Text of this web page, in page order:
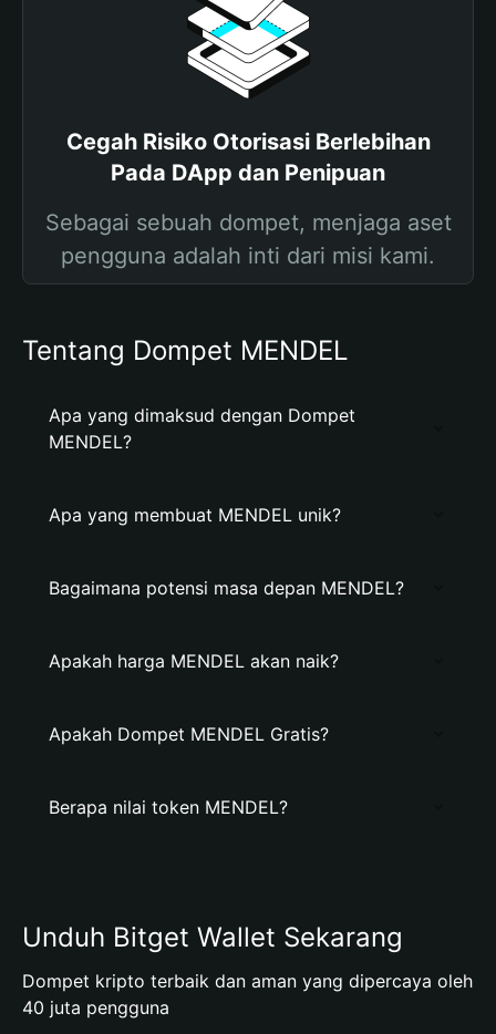
Cegah Risiko Otorisasi Berlebihan
Pada DApp dan Penipuan
Sebagai sebuah dompet, menjaga aset
pengguna adalah inti dari misi kami.
Tentang Dompet MENDEL
Apa yang dimaksud dengan Dompet
MENDEL?
Apa yang membuat MENDEL unik?
Bagaimana potensi masa depan MENDEL?
Apakah harga MENDEL akan naik?
Apakah Dompet MENDEL Gratis?
Berapa nilai token MENDEL?
Unduh Bitget Wallet Sekarang
Dompet kripto terbaik dan aman yang dipercaya oleh
40 juta pengguna